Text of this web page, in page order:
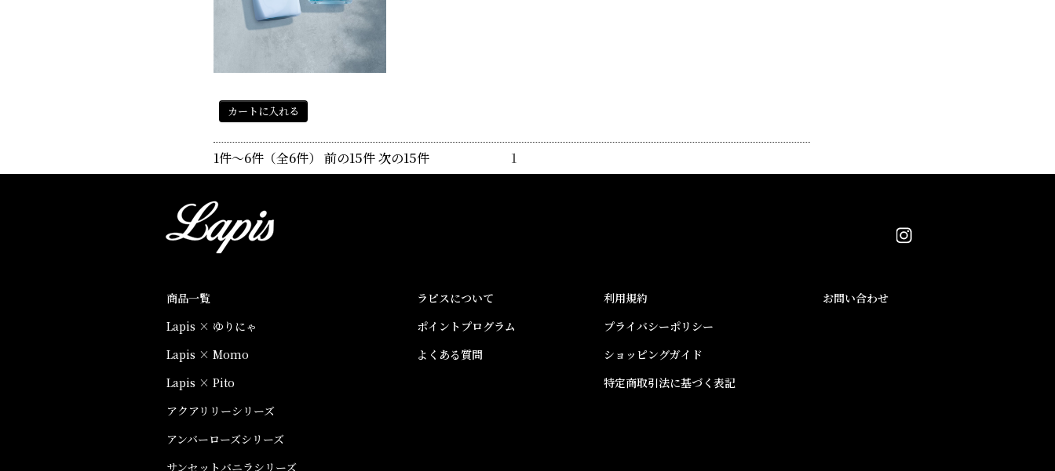
カートに入れる
1件～6件（全6件） 前の15件 次の15件 1
商品一覧
Lapis × ゆりにゃ
Lapis × Momo
Lapis × Pito
アクアリリーシリーズ
アンバーローズシリーズ
サンセットバニラシリーズ
ラピスについて
ポイントプログラム
よくある質問
利用規約
プライバシーポリシー
ショッピングガイド
特定商取引法に基づく表記
お問い合わせ